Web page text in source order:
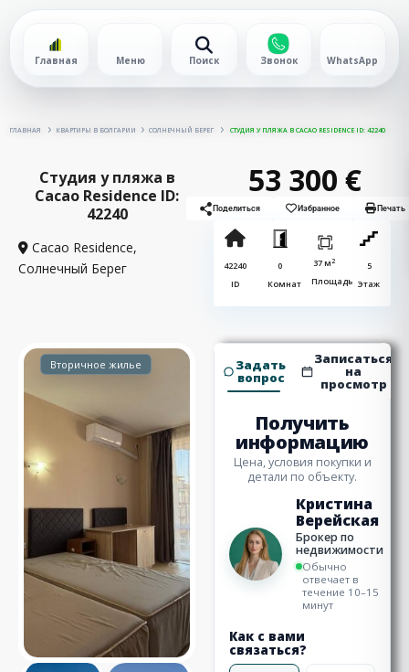
Главная Меню Поиск Звонок WhatsApp
ГЛАВНАЯ КВАРТИРЫ В БОЛГАРИИ СОЛНЕЧНЫЙ БЕРЕГ СТУДИЯ У ПЛЯЖА В CACAO RESIDENCE ID: 42240
Студия у пляжа в
Cacao Residence ID:
42240
Cacao Residence,
Солнечный Берег
53 300 €
Поделиться Избранное Печать
42240
ID
0
Комнат
37 м2
Площадь
5
Этаж
Вторичное жилье Задать
вопрос
Записаться
на
просмотр
Получить
информацию
Цена, условия покупки и
детали по объекту.
Кристина
Верейская
Брокер по
недвижимости
Обычно
отвечает в
течение 10–15
минут
Как с вами
связаться?